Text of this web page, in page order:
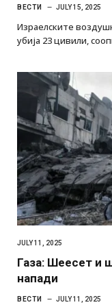
ВЕСТИ JULY 15, 2025
Израелските
убија 23 цивили,
JULY 11, 2025
Газа: Шеесет и
напади
ВЕСТИ JULY 11, 2025